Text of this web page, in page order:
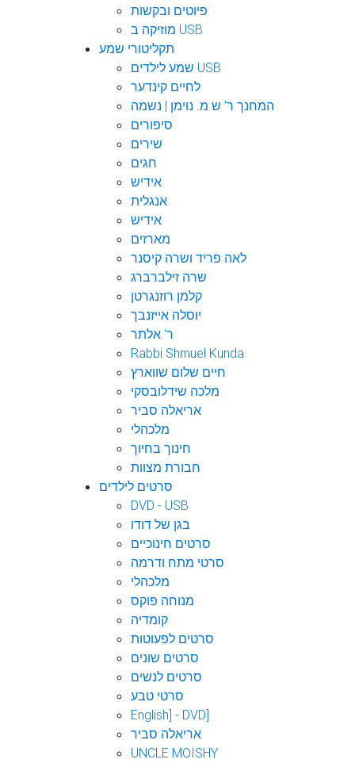
פיוטים ובקשות
מוזיקה ב USB
תקליטורי שמע
שמע לילדים USB
לחיים קינדער
המחנך ר' ש.מ. נוימן | נשמה
סיפורים
שירים
חגים
אידיש
אנגלית
אידיש
מארזים
לאה פריד ושרה קיסנר
שרה זילברברג
קלמן רוזנגרטן
יוסלה אייזנבך
ר' אלתר
Rabbi Shmuel Kunda
חיים שלום שווארץ
מלכה שידלובסקי
אריאלה סביר
מלכהלי
חינוך בחיוך
חבורת מצוות
סרטים לילדים
DVD - USB
בגן של דודו
סרטים חינוכיים
סרטי מתח ודרמה
מלכהלי
מנוחה פוקס
קומדיה
סרטים לפעוטות
סרטים שונים
סרטים לנשים
סרטי טבע
English] - DVD]
אריאלה סביר
UNCLE MOISHY